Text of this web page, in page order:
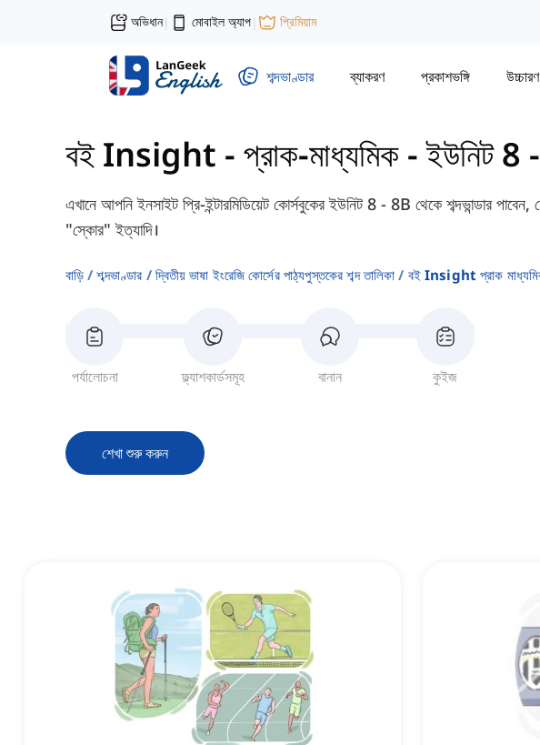
অভিধান| মোবাইল অ্যাপ| প্রিমিয়াম
শব্দভাণ্ডার ব্যাকরণ প্রকাশভঙ্গি উচ্চারণ
বই Insight - প্রাক-মাধ্যমিক -ইউনিট 8
এখানে আপনি ইনসাইট প্রি-ইন্টারমিডিয়েট কোর্সবুকের ইউনিট 8 - 8B থেকে শব্দভান্ডার
"স্কোর" ইত্যাদি।
বাড়ি শব্দভাণ্ডার দ্বিতীয় ভাষা ইংরেজি কোর্সের পাঠ্যপুস্তকের শব্দ তালিকা বই Insight প্রাক
পর্যালোচনা ফ্ল্যাশকার্ডসমূহ বানান কুইজ
শেখা শুরু করুন